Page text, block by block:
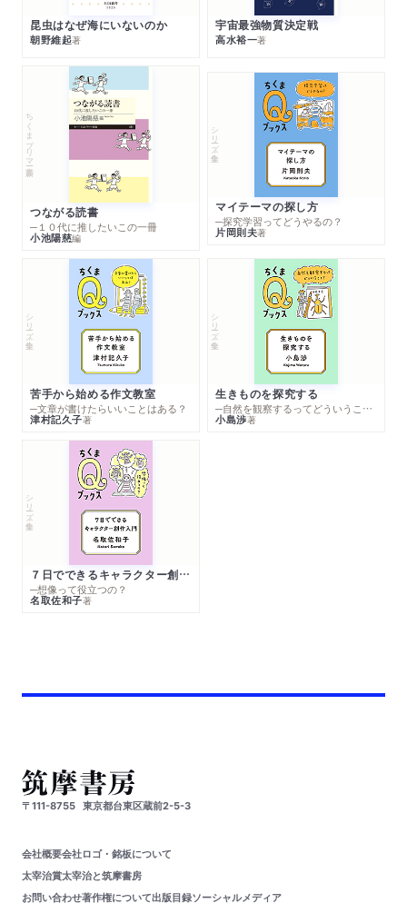
昆虫はなぜ海にいないのか
朝野維起著
宇宙最強物質決定戦
高水裕一著
ちくまプリマー新書
つながる読書
─１０代に推したいこの一冊
小池陽慈編
シリーズ・全集
マイテーマの探し方
─探究学習ってどうやるの？
片岡則夫著
シリーズ・全集
苦手から始める作文教室
─文章が書けたらいいことはある？
津村記久子著
シリーズ・全集
生きものを探究する
─自然を観察するってどういうこと？
小島渉著
シリーズ・全集
７日でできるキャラクター創作入門
─想像って役立つの？
名取佐和子著
〒111-8755 東京都台東区蔵前2-5-3
会社概要会社ロゴ・銘板について
太宰治賞太宰治と筑摩書房
お問い合わせ著作権について出版目録ソーシャルメディア